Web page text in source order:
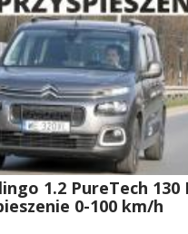
1.2 PureTech 130
0-100 km/h